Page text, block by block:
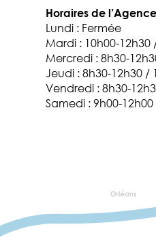
Horaires de
Lundi : Fermée
Mardi : 10h00-12h30
Mercredi : 8h30-
Jeudi : 8h30-12h30 /
Vendredi : 8h30-
Samedi : 9h00-12h00